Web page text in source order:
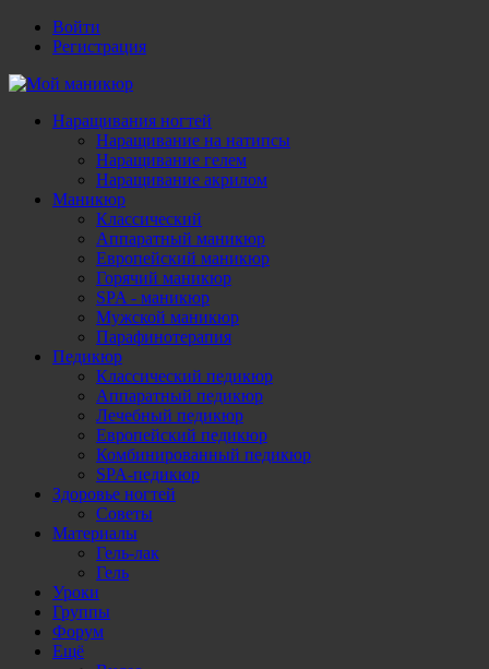
Войти
Регистрация
Наращивания ногтей
Наращивание на натипсы
Наращивание гелем
Наращивание акрилом
Маникюр
Классический
Аппаратный маникюр
Европейский маникюр
Горячий маникюр
SPA - маникюр
Мужской маникюр
Парафинотерапия
Педикюр
Классический педикюр
Аппаратный педикюр
Лечебный педикюр
Европейский педикюр
Комбинированный педикюр
SPA-педикюр
Здоровье ногтей
Советы
Материалы
Гель-лак
Гель
Уроки
Группы
Форум
Ещё